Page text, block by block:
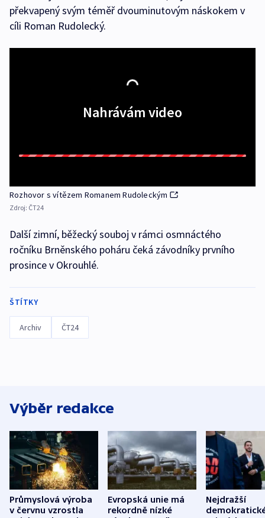
překvapený svým téměř dvouminutovým náskokem v
cíli Roman Rudolecký.
Nahrávám video
Rozhovor s vítězem Romanem Rudoleckým
Zdroj: ČT24
Další zimní, běžecký souboj v rámci osmnáctého
ročníku Brněnského poháru čeká závodníky prvního
prosince v Okrouhlé.
ŠTÍTKY
Archiv ČT24
Výběr redakce
Průmyslová výroba
v červnu vzrostla
Evropská unie má
rekordně nízké
Nejdražší